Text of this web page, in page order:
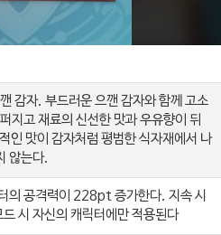
감자. 부드러운 으깬 감자와 함께 고소
지고 재료의 신선한 맛과 우유향이 뒤
인 맛이 감자처럼 평범한 식자재에서 나
않는다.
의 공격력이 228pt 증가한다. 지속 시
시 자신의 캐릭터에만 적용된다